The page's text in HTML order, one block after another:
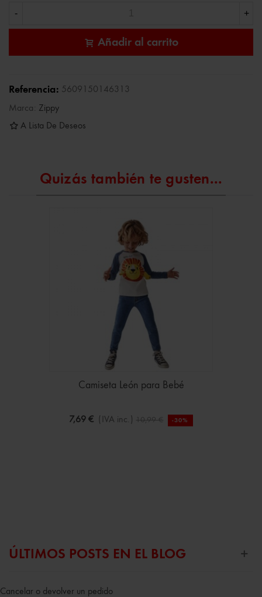
- +
Añadir al carrito
Referencia: 5609150146313
Marca: Zippy
A Lista De Deseos
Quizás también te gusten...
Camiseta León para Bebé
7,69 € (IVA inc.) 10,99 € -30%
ÚLTIMOS POSTS EN EL BLOG
Cancelar o devolver un pedido